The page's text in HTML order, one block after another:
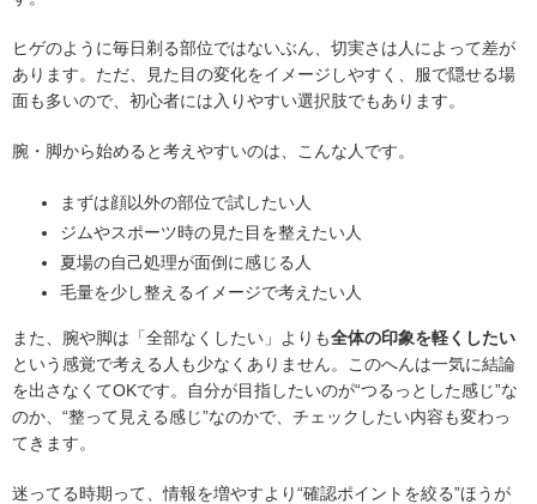
ヒゲのように毎日剃る部位ではないぶん、切実さは人によって差が
あります。ただ、見た目の変化をイメージしやすく、服で隠せる場
面も多いので、初心者には入りやすい選択肢でもあります。
腕・脚から始めると考えやすいのは、こんな人です。
まずは顔以外の部位で試したい人
ジムやスポーツ時の見た目を整えたい人
夏場の自己処理が面倒に感じる人
毛量を少し整えるイメージで考えたい人
また、腕や脚は「全部なくしたい」よりも全体の印象を軽くしたい
という感覚で考える人も少なくありません。このへんは一気に結論
を出さなくてOKです。自分が目指したいのが“つるっとした感じ”な
のか、“整って見える感じ”なのかで、チェックしたい内容も変わっ
てきます。
迷ってる時期って、情報を増やすより“確認ポイントを絞る”ほうが